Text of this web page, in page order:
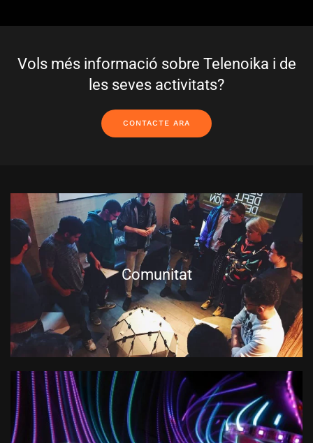
Vols més informació sobre Telenoika i de
les seves activitats?
CONTACTE ARA
Comunitat